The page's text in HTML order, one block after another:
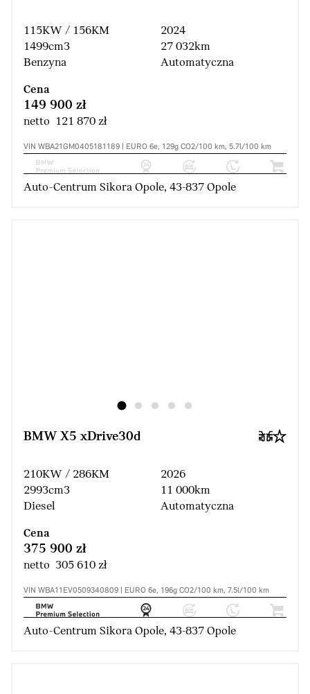
115KW / 156KM
1499cm3
Benzyna
2024
27 032km
Automatyczna
Cena
149 900 zł
netto 121 870 zł
VIN WBA21GM0405181189 | EURO 6e, 129g CO2/100 km, 5.7l/100 km
Auto-Centrum Sikora Opole, 43-837 Opole
BMW X5 xDrive30d
210KW / 286KM
2993cm3
Diesel
2026
11 000km
Automatyczna
Cena
375 900 zł
netto 305 610 zł
VIN WBA11EV0509340809 | EURO 6e, 196g CO2/100 km, 7.5l/100 km
Auto-Centrum Sikora Opole, 43-837 Opole